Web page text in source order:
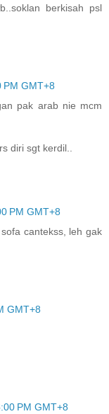
berkisah psl
PM GMT+8
pak arab nie mcm
diri sgt kerdil..
PM GMT+8
cantekss, leh gak
GMT+8
PM GMT+8